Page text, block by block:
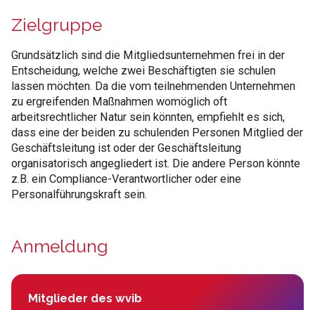
Zielgruppe
Grundsätzlich sind die Mitgliedsunternehmen frei in der
Entscheidung, welche zwei Beschäftigten sie schulen
lassen möchten. Da die vom teilnehmenden Unternehmen
zu ergreifenden Maßnahmen womöglich oft
arbeitsrechtlicher Natur sein könnten, empfiehlt es sich,
dass eine der beiden zu schulenden Personen Mitglied der
Geschäftsleitung ist oder der Geschäftsleitung
organisatorisch angegliedert ist. Die andere Person könnte
z.B. ein Compliance-Verantwortlicher oder eine
Personalführungskraft sein.
Anmeldung
Mitglieder des wvib